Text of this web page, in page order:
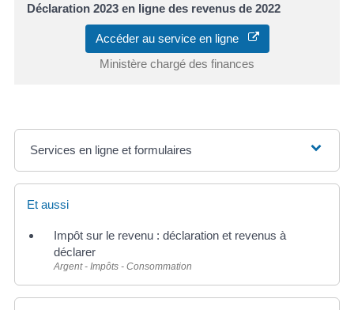
Déclaration 2023 en ligne des revenus de 2022
Accéder au service en ligne
Ministère chargé des finances
Services en ligne et formulaires
Et aussi
Impôt sur le revenu : déclaration et revenus à
déclarer
Argent - Impôts - Consommation